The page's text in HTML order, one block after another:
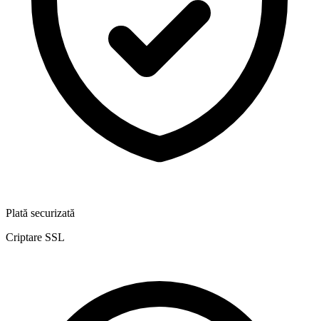
Plată securizată
Criptare SSL